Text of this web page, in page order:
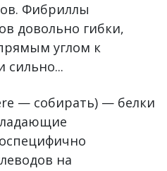
Фибриллы
довольно гибки,
углом к
сильно...
— собирать) — белки
на